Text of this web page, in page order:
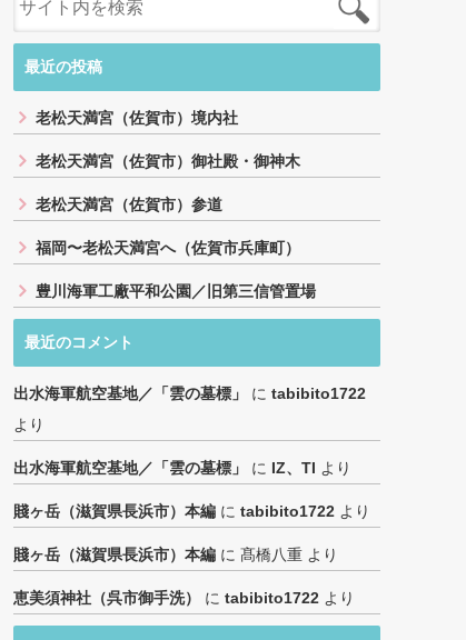
最近の投稿
老松天満宮（佐賀市）境内社
老松天満宮（佐賀市）御社殿・御神木
老松天満宮（佐賀市）参道
福岡〜老松天満宮へ（佐賀市兵庫町）
豊川海軍工廠平和公園／旧第三信管置場
最近のコメント
出水海軍航空基地／「雲の墓標」 に tabibito1722
より
出水海軍航空基地／「雲の墓標」 に IZ、TI より
賤ヶ岳（滋賀県長浜市）本編 に tabibito1722 より
賤ヶ岳（滋賀県長浜市）本編 に 髙橋八重 より
恵美須神社（呉市御手洗） に tabibito1722 より